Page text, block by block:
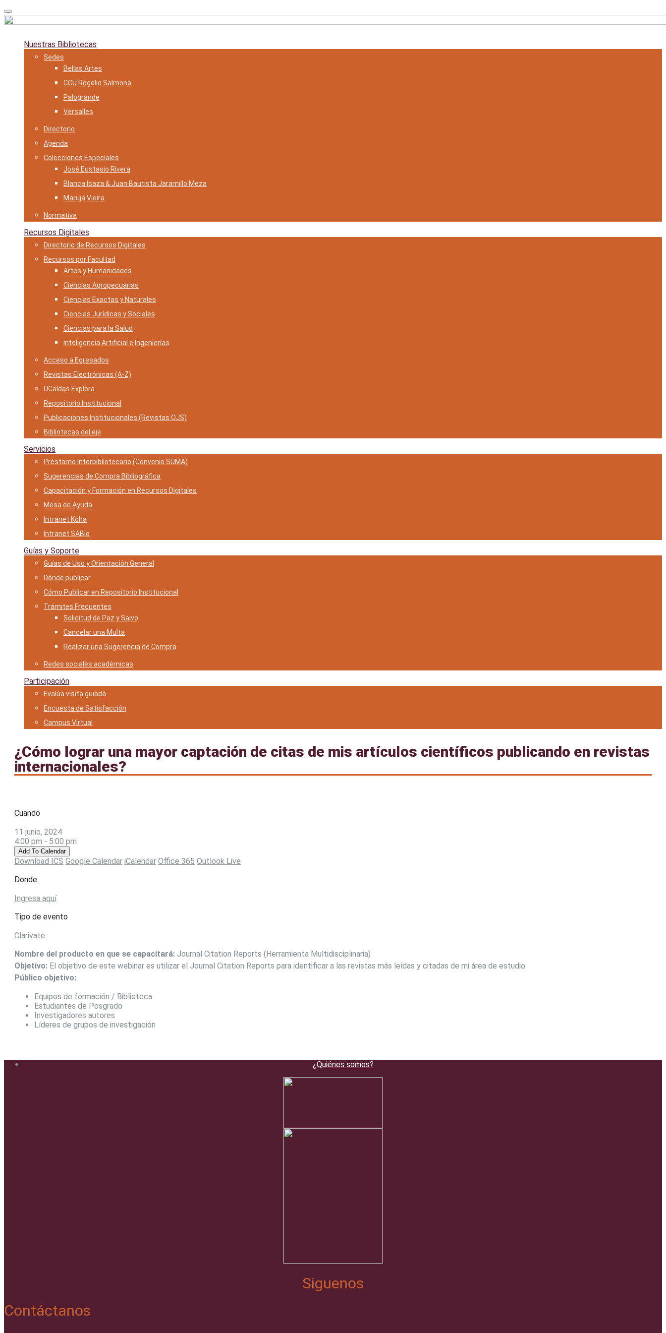
Skip
to
content
Nuestras Bibliotecas
Sedes
Bellas Artes
CCU Rogelio Salmona
Palogrande
Versalles
Directorio
Agenda
Colecciones Especiales
José Eustasio Rivera
Blanca Isaza & Juan Bautista Jaramillo Meza
Maruja Vieira
Normativa
Recursos Digitales
Directorio de Recursos Digitales
Recursos por Facultad
Artes y Humanidades
Ciencias Agropecuarias
Ciencias Exactas y Naturales
Ciencias Jurídicas y Sociales
Ciencias para la Salud
Inteligencia Artificial e Ingenierías
Acceso a Egresados
Revistas Electrónicas (A-Z)
UCaldas Explora
Repositorio Institucional
Publicaciones Institucionales (Revistas OJS)
Bibliotecas del eje
Servicios
Préstamo Interbibliotecario (Convenio SUMA)
Sugerencias de Compra Bibliográfica
Capacitación y Formación en Recursos Digitales
Mesa de Ayuda
Intranet Koha
Intranet SABio
Guías y Soporte
Guías de Uso y Orientación General
Dónde publicar
Cómo Publicar en Repositorio Institucional
Trámites Frecuentes
Solicitud de Paz y Salvo
Cancelar una Multa
Realizar una Sugerencia de Compra
Redes sociales académicas
Participación
Evalúa visita guiada
Encuesta de Satisfacción
Campus Virtual
¿Cómo lograr una mayor captación de citas de mis artículos científicos publicando en revistas
internacionales?
Cuando
11 junio, 2024
4:00 pm - 5:00 pm
Add To Calendar
Download ICS Google Calendar iCalendar Office 365 Outlook Live
Donde
Ingresa aquí
Tipo de evento
Clarivate
Nombre del producto en que se capacitará: Journal Citation Reports (Herramienta Multidisciplinaria)
Objetivo: El objetivo de este webinar es utilizar el Journal Citation Reports para identificar a las revistas más leídas y citadas de mi área de estudio.
Público objetivo:
Equipos de formación / Biblioteca
Estudiantes de Posgrado
Investigadores autores
Líderes de grupos de investigación
¿Quiénes somos?
Siguenos
Contáctanos